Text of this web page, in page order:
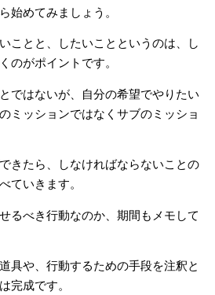
始めてみましょう。
ことと、したいことというのは、し
のがポイントです。
ではないが、自分の希望でやりたい
ミッションではなくサブのミッショ
きたら、しなければならないことの
ていきます。
るべき行動なのか、期間もメモして
具や、行動するための手段を注釈と
完成です。